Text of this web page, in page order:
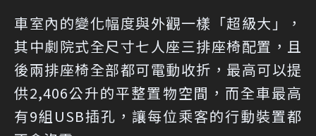
車室內的變化幅度與外觀一樣「超級大」，
其中劇院式全尺寸七人座三排座椅配置，且
後兩排座椅全部都可電動收折，最高可以提
供2,406公升的平整置物空間，而全車最高
有9組USB插孔，讓每位乘客的行動裝置都